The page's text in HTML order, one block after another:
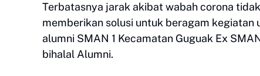
Terbatasnya jarak akibat wabah corona
memberikan solusi untuk beragam
alumni SMAN 1 Kecamatan Guguak Ex
bihalal Alumni.